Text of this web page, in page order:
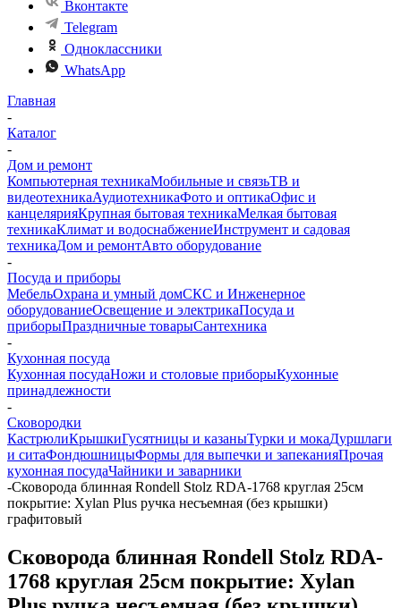
Вконтакте
Telegram
Одноклассники
WhatsApp
Главная
-
Каталог
-
Дом и ремонт
Компьютерная техникаМобильные и связьТВ и
видеотехникаАудиотехникаФото и оптикаОфис и
канцелярияКрупная бытовая техникаМелкая бытовая
техникаКлимат и водоснабжениеИнструмент и садовая
техникаДом и ремонтАвто оборудование
-
Посуда и приборы
МебельОхрана и умный домСКС и Инженерное
оборудованиеОсвещение и электрикаПосуда и
приборыПраздничные товарыСантехника
-
Кухонная посуда
Кухонная посудаНожи и столовые приборыКухонные
принадлежности
-
Сковородки
КастрюлиКрышкиГусятницы и казаныТурки и мокаДуршлаги
и ситаФондюшницыФормы для выпечки и запеканияПрочая
кухонная посудаЧайники и заварники
-Сковорода блинная Rondell Stolz RDA-1768 круглая 25см
покрытие: Xylan Plus ручка несъемная (без крышки)
графитовый
Сковорода блинная Rondell Stolz RDA-
1768 круглая 25см покрытие: Xylan